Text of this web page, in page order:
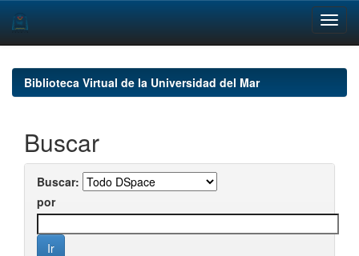
navigationBiblioteca Virtual de la Universidad del Mar
Buscar
Buscar:
por